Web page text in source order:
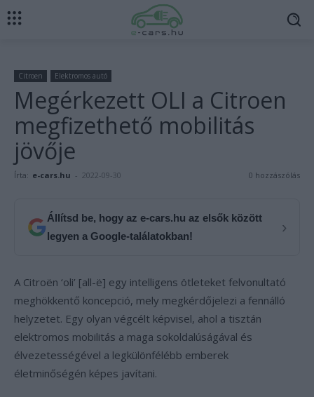
Citroen Elektromos autó
Megérkezett OLI a Citroen
megfizethető mobilitás
jövője
Írta: e-cars.hu - 2022-09-30 0 hozzászólás
Állítsd be, hogy az e-cars.hu az elsők között
legyen a Google-találatokban!
›
A Citroën ‘oli’ [all-ë] egy intelligens ötleteket felvonultató
meghökkentő koncepció, mely megkérdőjelezi a fennálló
helyzetet. Egy olyan végcélt képvisel, ahol a tisztán
elektromos mobilitás a maga sokoldalúságával és
élvezetességével a legkülönfélébb emberek
életminőségén képes javítani.